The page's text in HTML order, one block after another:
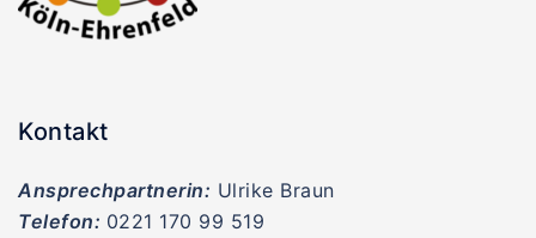
Kontakt
Ansprechpartnerin: Ulrike Braun
Telefon: 0221 170 99 519